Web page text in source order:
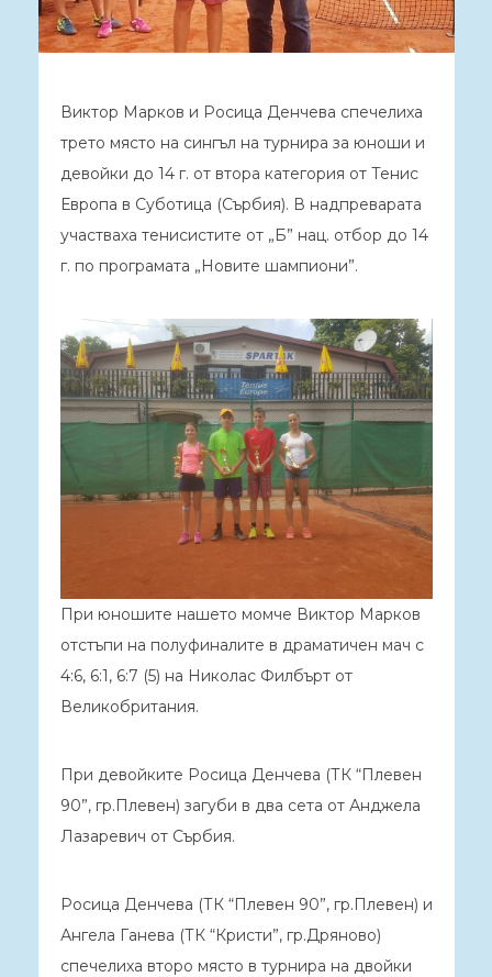
Виктор Марков и Росица Денчева спечелиха
трето място на сингъл на турнира за юноши и
девойки до 14 г. от втора категория от Тенис
Европа в Суботица (Сърбия). В надпреварата
участваха тенисистите от „Б” нац. отбор до 14
г. по програмата „Новите шампиони”.
При юношите нашето момче Виктор Марков
отстъпи на полуфиналите в драматичен мач с
4:6, 6:1, 6:7 (5) на Николас Филбърт от
Великобритания.
При девойките Росица Денчева (ТК “Плевен
90”, гр.Плевен) загуби в два сета от Анджела
Лазаревич от Сърбия.
Росица Денчева (ТК “Плевен 90”, гр.Плевен) и
Ангела Ганева (ТК “Кристи”, гр.Дряново)
спечелиха второ място в турнира на двойки